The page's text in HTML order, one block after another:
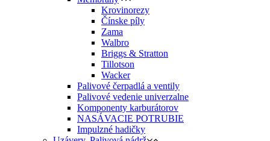
Krovinorezy
Čínske píly
Zama
Walbro
Briggs & Stratton
Tillotson
Wacker
Palivové čerpadlá a ventily
Palivové vedenie univerzalne
Komponenty karburátorov
NASÁVACIE POTRUBIE
Impulzné hadičky